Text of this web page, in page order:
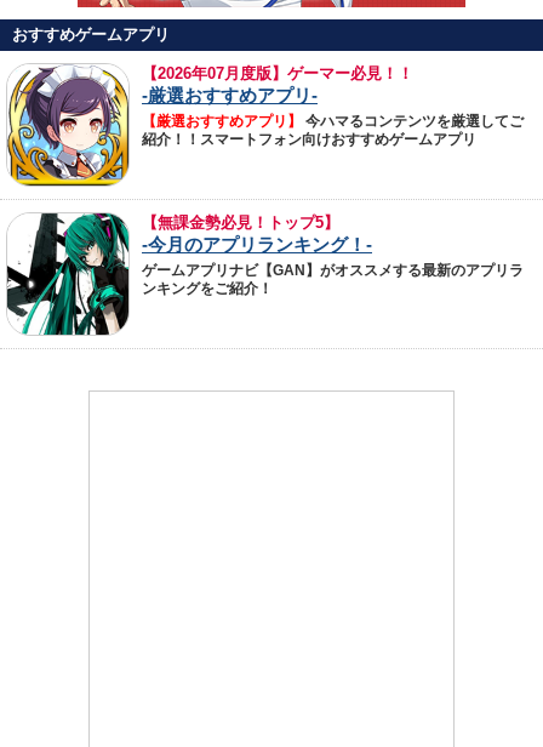
おすすめゲームアプリ
【2026年07月度版】ゲーマー必見！！
-厳選おすすめアプリ-
【厳選おすすめアプリ】
今ハマるコンテンツを厳選してご
紹介！！スマートフォン向けおすすめゲームアプリ
【無課金勢必見！トップ5】
-今月のアプリランキング！-
ゲームアプリナビ【GAN】がオススメする最新のアプリラ
ンキングをご紹介！